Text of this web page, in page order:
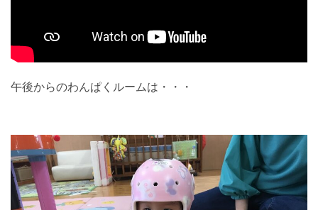
午後からのわんぱくルームは・・・